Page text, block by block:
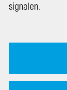
signalen.